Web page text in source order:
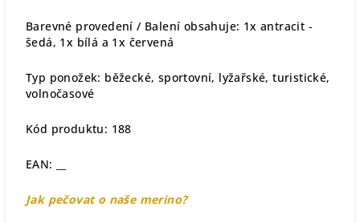
Barevné provedení / Balení obsahuje: 1x antracit -
šedá, 1x bílá a 1x červená
Typ ponožek: běžecké, sportovní, lyžařské, turistické,
volnočasové
Kód produktu: 188
EAN: __
Jak pečovat o naše merino?